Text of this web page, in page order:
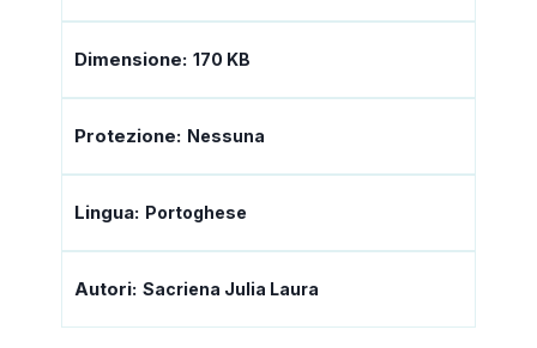
Dimensione: 170 KB
Protezione: Nessuna
Lingua: Portoghese
Autori: Sacriena Julia Laura